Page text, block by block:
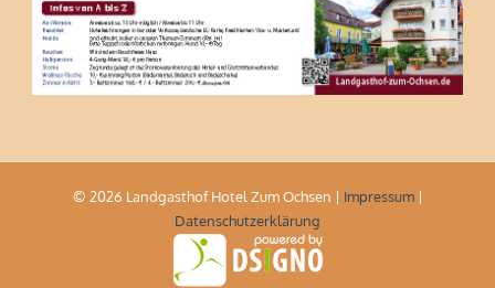
© 2026 Landgasthof Hotel Zum Ochsen | Impressum|
Datenschutzerklärung